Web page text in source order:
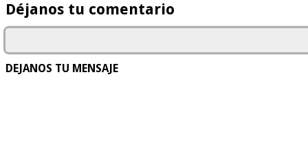
Déjanos tu comentario
DEJANOS TU MENSAJE